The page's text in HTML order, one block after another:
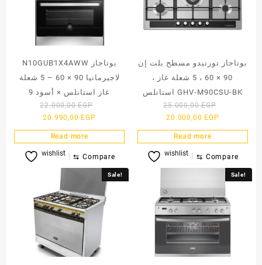
N10GUB1X4AWW بوتاجاز
لاجيرمانيا 90 × 60 – 5 شعلة
غاز استانلس × أسود 9
22.000,00EGP
was:
22.000,00 EGP.
20.990,00 EGP
price
is:
20.990,00 EGP.
Read more
wishlist ⇆ Compare
بوتاجاز تورنيدو مسطح بلت إن
90 × 60 ، 5 شعلة غاز ،
استانلس GHV-M90CSU-BK
25.000,00EGP
was:
25.000,00
20.000,00 EGP
price
is:
20.000,00
Read more
wishlist ⇆ Compare
Sale! Sale!